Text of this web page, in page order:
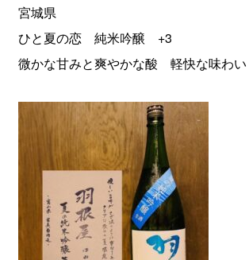
宮城県
ひと夏の恋 純米吟醸 +3
微かな甘みと爽やかな酸 軽快な味わい